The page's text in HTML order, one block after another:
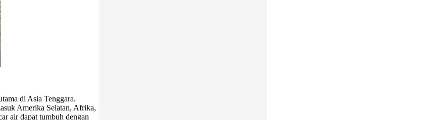
di Asia Tenggara.
Amerika Selatan, Afrika,
air dapat tumbuh dengan